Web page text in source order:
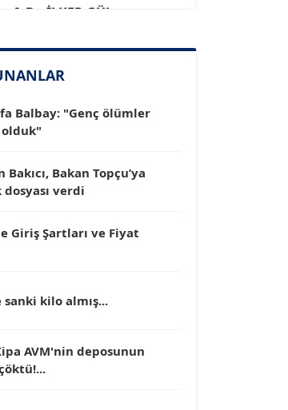
Yazarı
Yazarı
HAKAN TARTAN
Dr. YÜCEL OCAK
Yazarı
Balbay: "Genç ölümler
Bakıcı, Bakan Topçu’ya
dosyası verdi
Giriş Şartları ve Fiyat
sanki kilo almış...
AVM'nin deposunun